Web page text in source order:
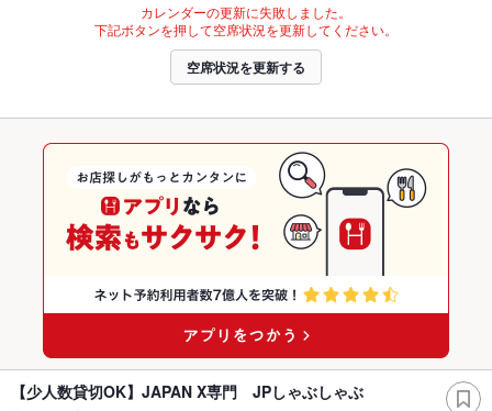
カレンダーの更新に失敗しました。
下記ボタンを押して空席状況を更新してください。
空席状況を更新する
【少人数貸切OK】JAPAN X専門 JPしゃぶしゃぶ